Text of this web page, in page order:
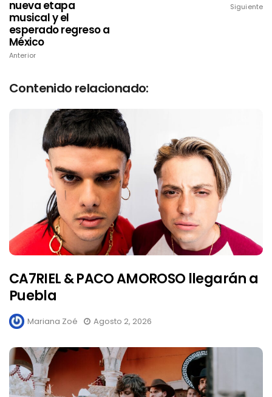
nueva etapa
musical y el
esperado regreso a
México
Anterior
Siguiente
Contenido relacionado:
CA7RIEL & PACO AMOROSO llegarán a
Puebla
Mariana Zoé Agosto 2, 2026